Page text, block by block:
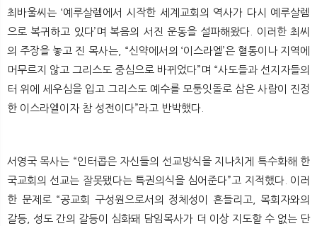
최바울씨는 ‘예루살렘에서 시작한 세계교회의 역사가 다시 예루살렘
으로 복귀하고 있다’며 복음의 서진 운동을 설파해왔다. 이러한 최씨
의 주장을 놓고 진 목사는, “신약에서의 ‘이스라엘’은 혈통이나 지역에
머무르지 않고 그리스도 중심으로 바뀌었다”며 “사도들과 선지자들의
터 위에 세우심을 입고 그리스도 예수를 모퉁잇돌로 삼은 사람이 진정
한 이스라엘이자 참 성전이다”라고 반박했다.
서영국 목사는 “인터콥은 자신들의 선교방식을 지나치게 특수화해 한
국교회의 선교는 잘못됐다는 특권의식을 심어준다”고 지적했다. 이러
한 문제로 “공교회 구성원으로서의 정체성이 흔들리고, 목회자와의
갈등, 성도 간의 갈등이 심화돼 담임목사가 더 이상 지도할 수 없는 단